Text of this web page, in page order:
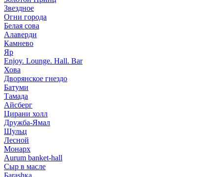
Звездное
Огни города
Белая сова
Алаверди
Камнево
Яр
Enjoy. Lounge. Hall. Bar
Хова
Дворянское гнездо
Батуми
Тамада
Айсберг
Цирани холл
Дружба-Ямал
Шульц
Лесной
Монарх
Aurum banket-hall
Сыр в масле
Баrаshка